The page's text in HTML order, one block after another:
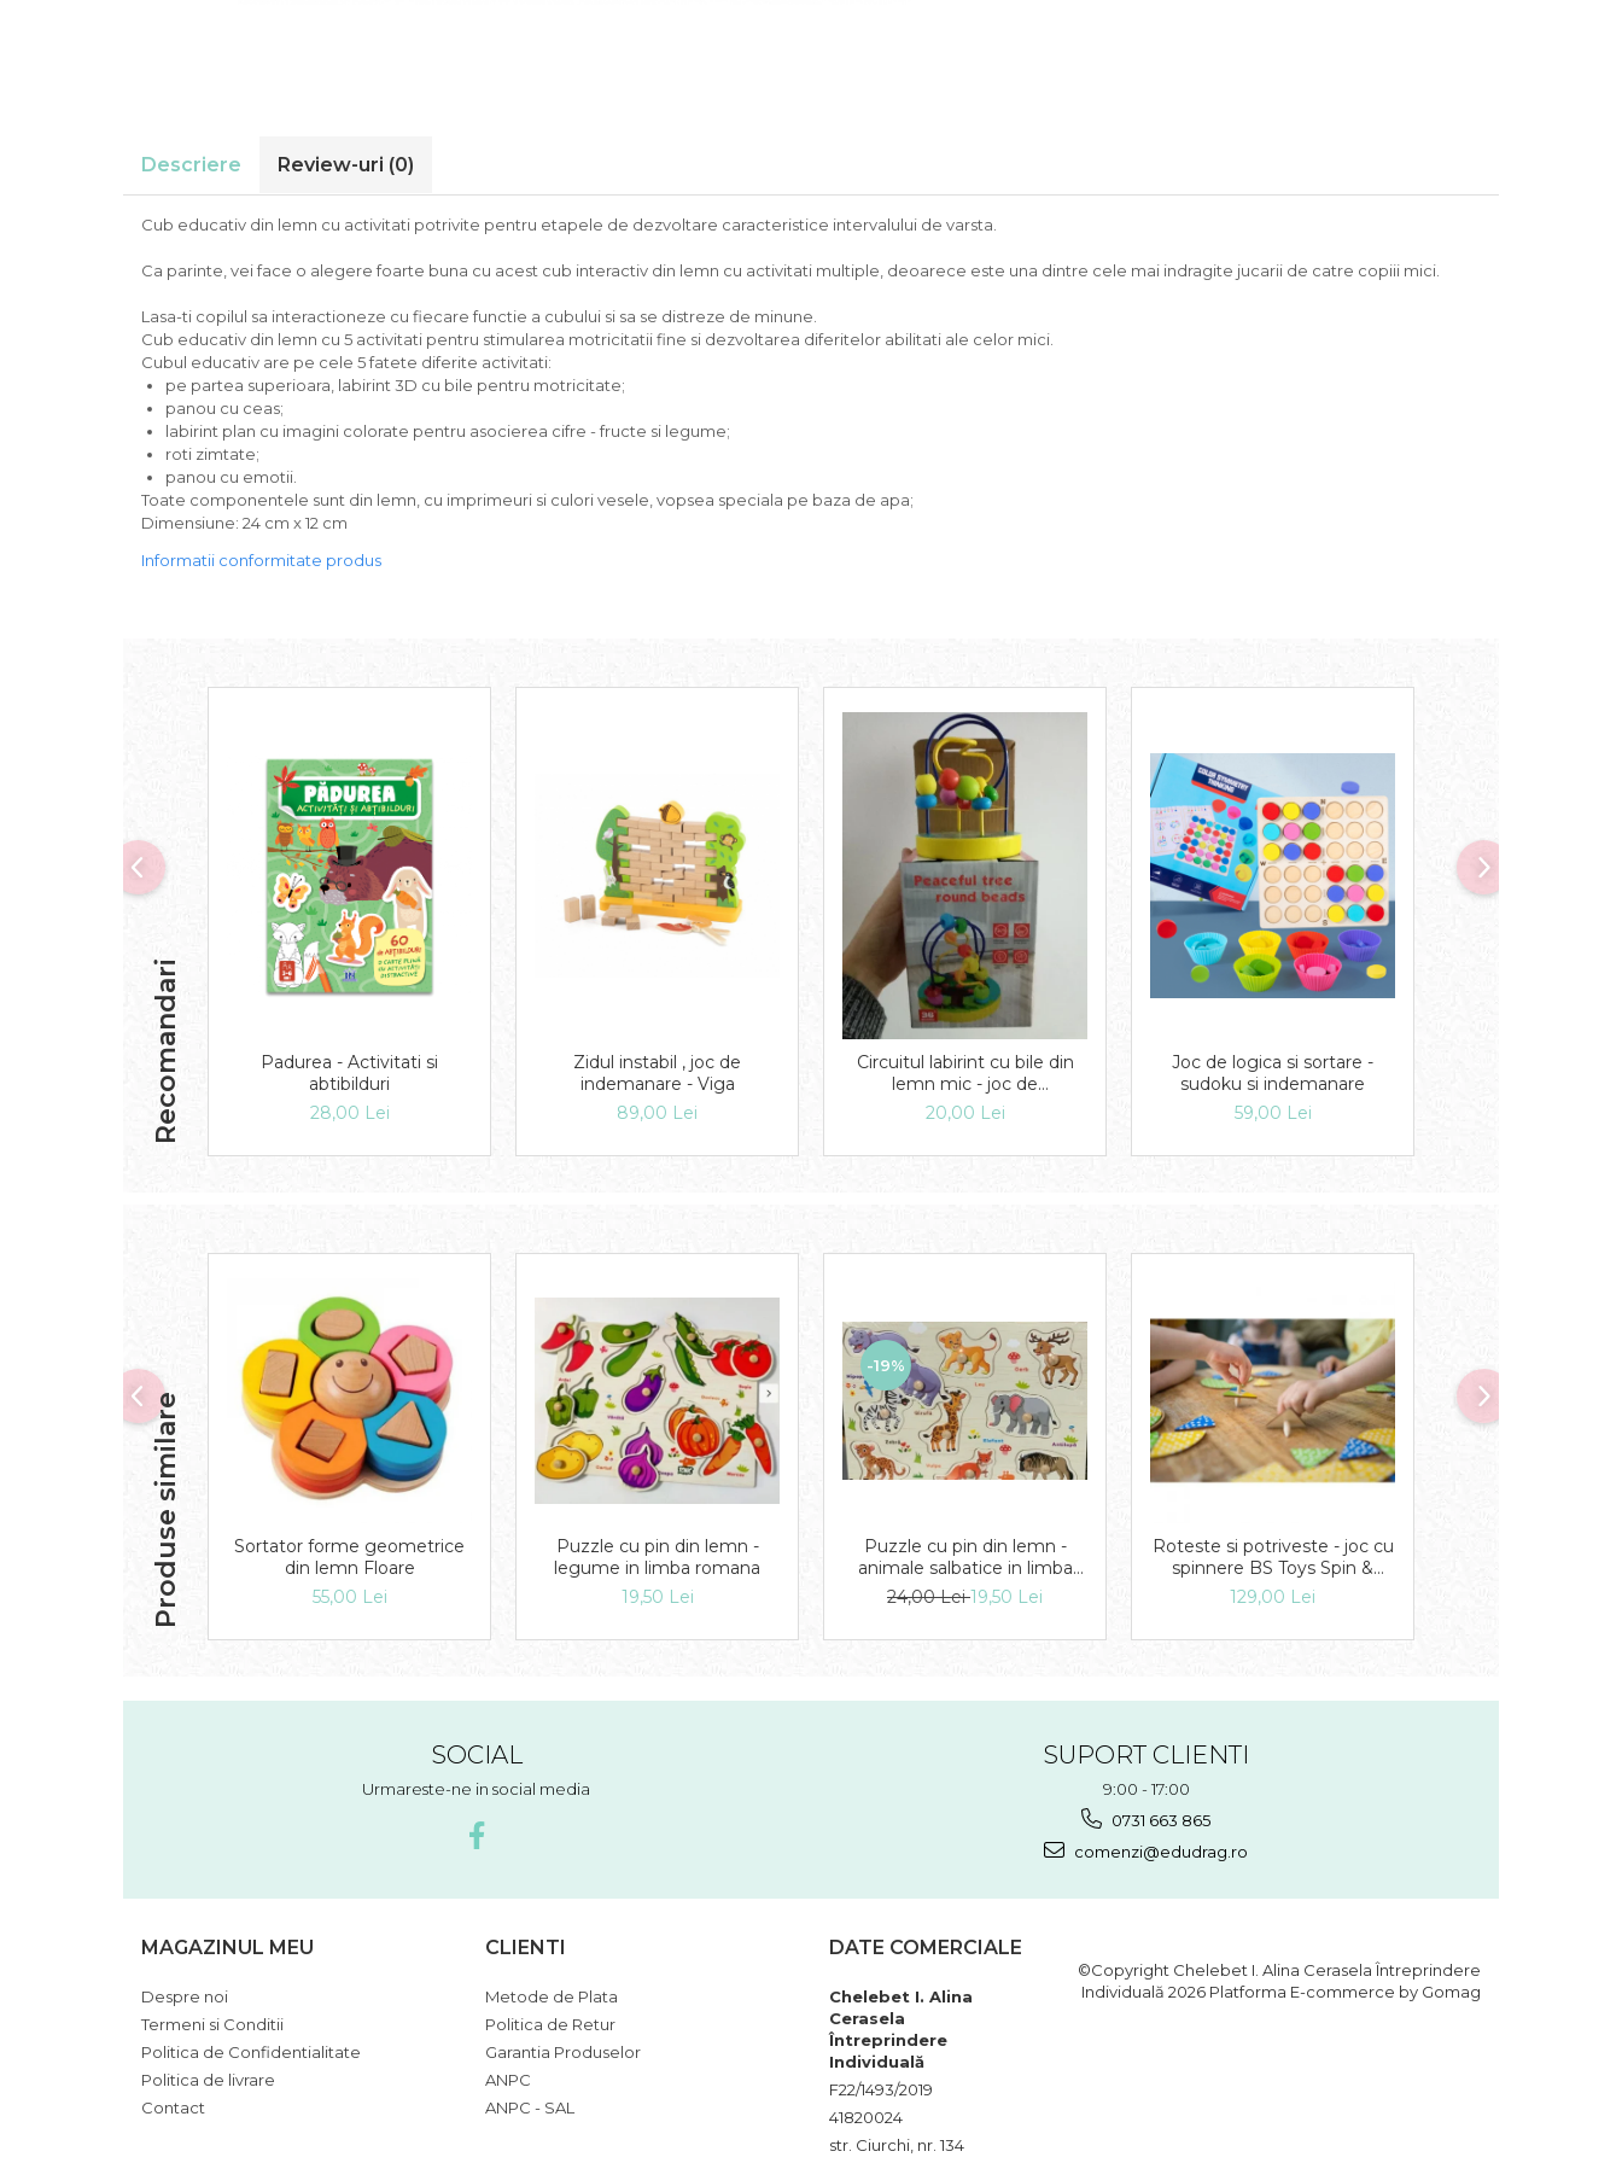
Descriere Review-uri (0)
Cub educativ din lemn cu activitati potrivite pentru etapele de dezvoltare caracteristice intervalului de varsta.
Ca parinte, vei face o alegere foarte buna cu acest cub interactiv din lemn cu activitati multiple, deoarece este una dintre cele mai indragite jucarii de catre copiii mici.
Lasa-ti copilul sa interactioneze cu fiecare functie a cubului si sa se distreze de minune.
Cub educativ din lemn cu 5 activitati pentru stimularea motricitatii fine si dezvoltarea diferitelor abilitati ale celor mici.
Cubul educativ are pe cele 5 fatete diferite activitati:
pe partea superioara, labirint 3D cu bile pentru motricitate;
panou cu ceas;
labirint plan cu imagini colorate pentru asocierea cifre - fructe si legume;
roti zimtate;
panou cu emotii.
Toate componentele sunt din lemn, cu imprimeuri si culori vesele, vopsea speciala pe baza de apa;
Dimensiune: 24 cm x 12 cm
Informatii conformitate produs
Recomandari
Padurea - Activitati si
abtibilduri
28,00 Lei
Zidul instabil , joc de
indemanare - Viga
89,00 Lei
Circuitul labirint cu bile din
lemn mic - joc de
indemanare cu bilute
20,00 Lei
Joc de logica si sortare -
sudoku si indemanare
59,00 Lei
Produse similare
Sortator forme geometrice
din lemn Floare
55,00 Lei
Puzzle cu pin din lemn -
legume in limba romana
19,50 Lei
-19%
Puzzle cu pin din lemn -
animale salbatice in limba
romana
24,00 Lei19,50 Lei
Roteste si potriveste - joc cu
spinnere BS Toys Spin &
Match
129,00 Lei
SOCIAL
Urmareste-ne in social media
SUPORT CLIENTI
9:00 - 17:00
0731 663 865
comenzi@edudrag.ro
MAGAZINUL MEU
Despre noi
Termeni si Conditii
Politica de Confidentialitate
Politica de livrare
Contact
CLIENTI
Metode de Plata
Politica de Retur
Garantia Produselor
ANPC
ANPC - SAL
DATE COMERCIALE
Chelebet I. Alina
Cerasela
Întreprindere
Individuală
F22/1493/2019
41820024
str. Ciurchi, nr. 134
©Copyright Chelebet I. Alina Cerasela Întreprindere
Individuală 2026 Platforma E-commerce by Gomag